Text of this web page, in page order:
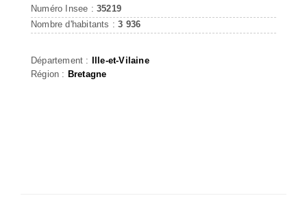
Numéro Insee : 35219
Nombre d'habitants :3 936
Département : Ille-et-Vilaine
Région : Bretagne